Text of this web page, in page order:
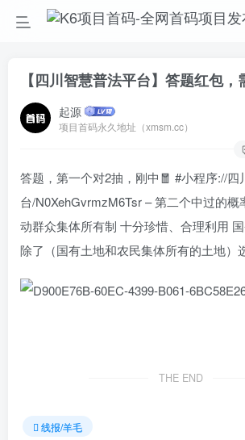
【四川智慧普法平台】答题红包
起源
项目首码永久地址（xmsm.cc）
答题，第一个对2抽，刚中🧧 #小程序://四
台/N0XehGvrmzM6Tsr – 第二个中过的概
动群众集体所有制 十分珍惜、合理利用
除了（国有土地和农民集体所有的土地）
THE END
线报/羊毛